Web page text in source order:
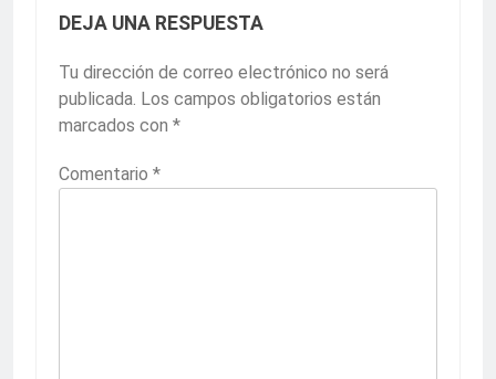
DEJA UNA RESPUESTA
Tu dirección de correo electrónico no será
publicada. Los campos obligatorios están
marcados con *
Comentario *